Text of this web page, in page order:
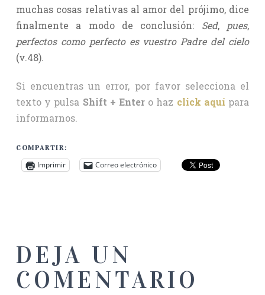
muchas cosas relativas al amor del prójimo, dice
finalmente a modo de conclusión: Sed, pues,
perfectos como perfecto es vuestro Padre del cielo
(v.48).
Si encuentras un error, por favor selecciona el
texto y pulsa Shift + Enter o haz click aquí para
informarnos.
COMPARTIR:
Imprimir Correo electrónico
DEJA UN
COMENTARIO